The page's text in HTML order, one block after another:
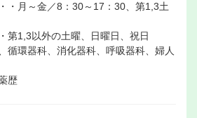
・月～金／8：30～17：30、第1,3土
第1,3以外の土曜、日曜日、祝日
循環器科、消化器科、呼吸器科、婦人
歴